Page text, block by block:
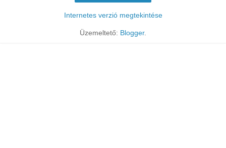
Internetes verzió megtekintése
Üzemeltető: Blogger.